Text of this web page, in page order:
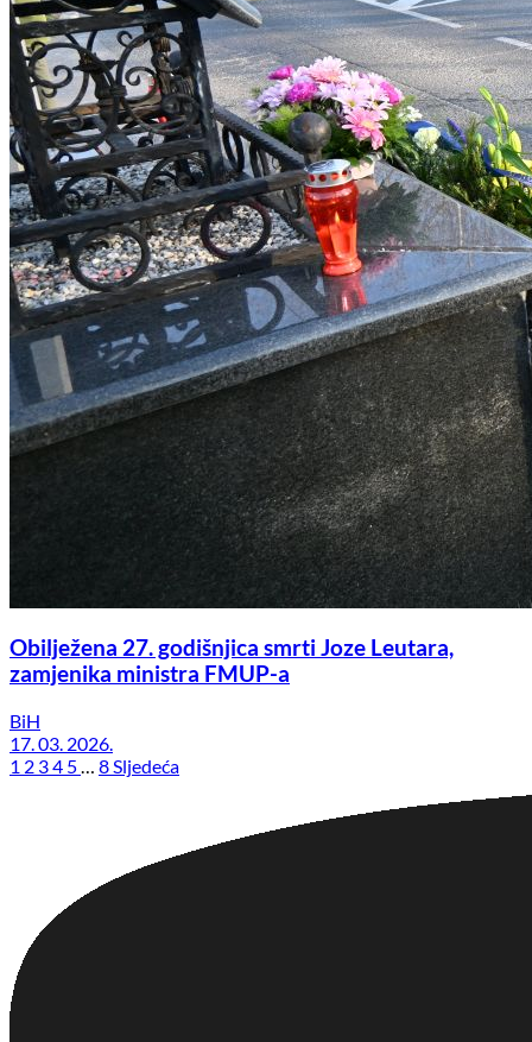
Obilježena 27. godišnjica smrti Joze Leutara,
zamjenika ministra FMUP-a
BiH
17. 03. 2026.
1 2 34 5 8 Sljedeća